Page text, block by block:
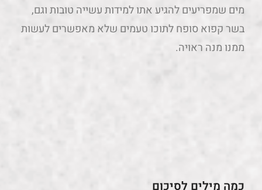
מים שמפריעים להגיע אתו למידות עשייה טובות וגם,
בשר קפוא סופח לתוכו טעמים שלא מאפשרים לעשות
ממנו מנה ראויה.
של הבשר יכול להיות מדהים בטעמו, אם מבינים את